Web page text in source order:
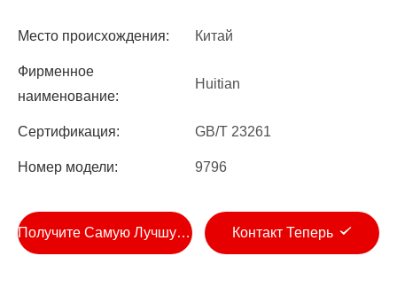
Место происхождения: Китай
Фирменное
наименование:
Huitian
Сертификация: GB/T 23261
Номер модели: 9796
Получите Самую Лучшую Цену Контакт Теперь